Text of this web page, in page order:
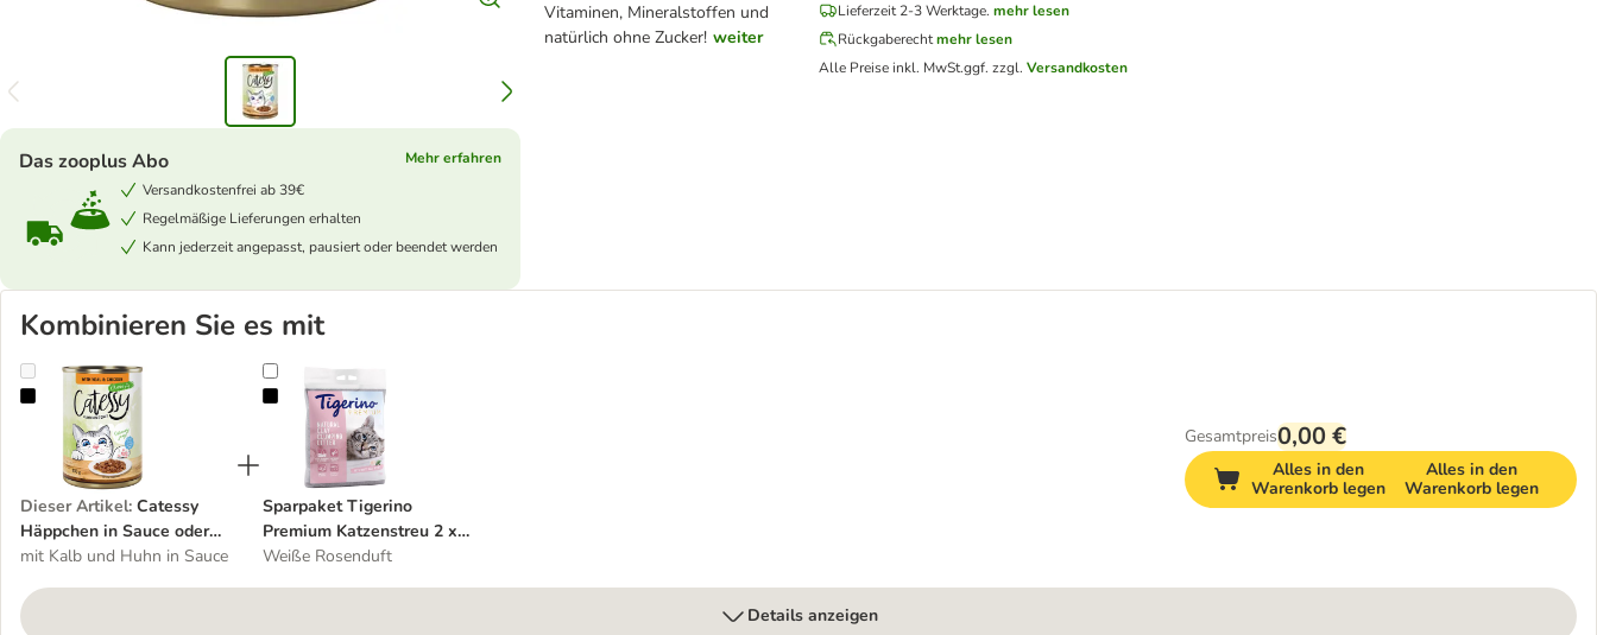
Vitaminen, Mineralstoffen und
natürlich ohne Zucker! weiter
Das zooplus Abo
Mehr erfahren
Versandkostenfrei ab 39€
Regelmäßige Lieferungen erhalten
Kann jederzeit angepasst, pausiert oder beendet werden
Lieferzeit 2-3 Werktage. mehr lesen
Rückgaberecht mehr lesen
Alle Preise inkl. MwSt.ggf. zzgl. Versandkosten
Kombinieren Sie es mit
Catessy Häppchen in Sauce oder Gelee 12 x 400 g
Dieser Artikel: Catessy
Häppchen in Sauce oder
Gelee 12 x 400 g
mit Kalb und Huhn in Sauce
Sparpaket Tigerino Premium Katzenstreu 2 x 12 kg
Sparpaket Tigerino
Premium Katzenstreu 2 x
12 kg
Weiße Rosenduft
Gesamtpreis0,00 €
Alles in den
Warenkorb legen
Alles in den
Warenkorb legen
Details anzeigen